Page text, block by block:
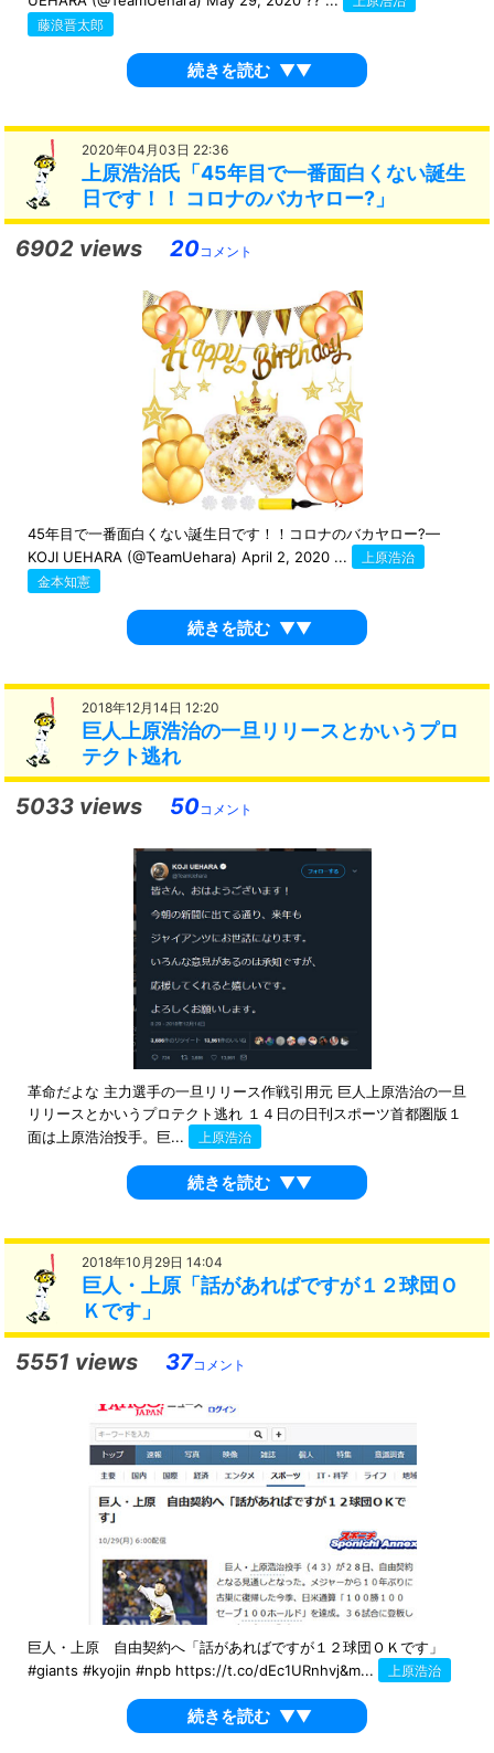
藤浪晋太郎
続きを読む ▼▼
2020年04月03日 22:36
上原浩治氏「45年目で一番面白くない誕生
日です！！ コロナのバカヤロー?」
6902 views 20コメント
45年目で一番面白くない誕生日です！！コロナのバカヤロー?—
KOJI UEHARA (@TeamUehara) April 2, 2020 ...
上原浩治
金本知憲
続きを読む ▼▼
2018年12月14日 12:20
巨人上原浩治の一旦リリースとかいうプロ
テクト逃れ
5033 views 50コメント
革命だよな 主力選手の一旦リリース作戦引用元 巨人上原浩治の一旦
リリースとかいうプロテクト逃れ １４日の日刊スポーツ首都圏版１
面は上原浩治投手。巨...
上原浩治
続きを読む ▼▼
2018年10月29日 14:04
巨人・上原「話があればですが１２球団Ｏ
Ｋです」
5551 views 37コメント
巨人・上原 自由契約へ「話があればですが１２球団ＯＫです」
#giants #kyojin #npb https://t.co/dEc1URnhvj&m...
上原浩治
続きを読む ▼▼